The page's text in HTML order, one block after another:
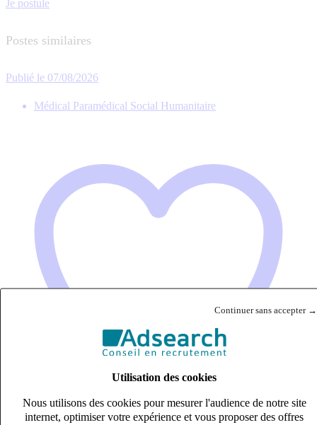
Continuer sans accepter →
Utilisation des cookies
Nous utilisons des cookies pour mesurer l'audience de notre site
internet, optimiser votre expérience et vous proposer des offres
Je postule
Postes similaires
Publié le 07/08/2026
Médical Paramédical Social Humanitaire